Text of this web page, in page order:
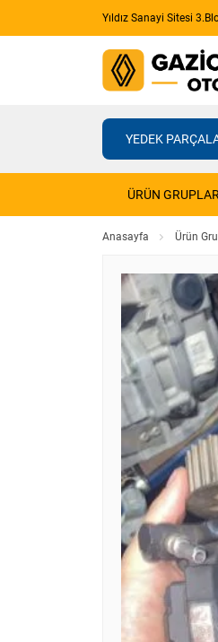
Yıldız Sanayi Sitesi
YEDEK
ÜRÜN
Anasayfa Ürün